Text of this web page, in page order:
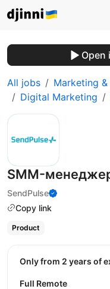
Open
All jobs Marketing &
Digital Marketing
SMM-
SendPulse
Copy link
Product
Only from 2 years of
Full Remote